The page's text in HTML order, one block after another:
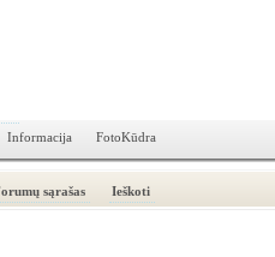
Informacija FotoKūdra
sąrašas Ieškoti